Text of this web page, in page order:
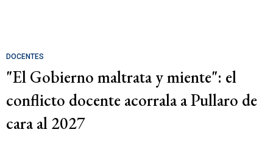
DOCENTES
"El Gobierno maltrata y miente": el
conflicto docente acorrala a Pullaro de
cara al 2027